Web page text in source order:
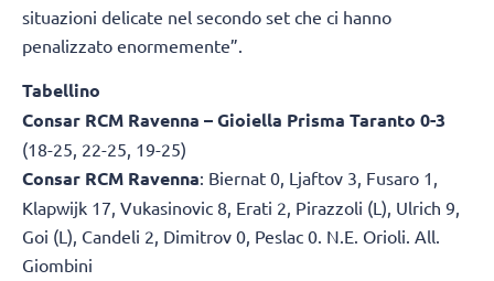
situazioni delicate nel secondo set che ci hanno
penalizzato enormemente”.
Tabellino
Consar RCM Ravenna – Gioiella Prisma Taranto 0-3
(18-25, 22-25, 19-25)
Consar RCM Ravenna: Biernat 0, Ljaftov 3, Fusaro 1,
Klapwijk 17, Vukasinovic 8, Erati 2, Pirazzoli (L), Ulrich 9,
Goi (L), Candeli 2, Dimitrov 0, Peslac 0. N.E. Orioli. All.
Giombini